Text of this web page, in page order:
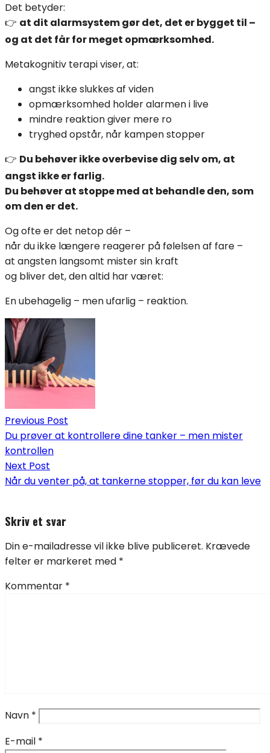
Det betyder:
👉 at dit alarmsystem gør det, det er bygget til –
og at det får for meget opmærksomhed.
Metakognitiv terapi viser, at:
angst ikke slukkes af viden
opmærksomhed holder alarmen i live
mindre reaktion giver mere ro
tryghed opstår, når kampen stopper
👉 Du behøver ikke overbevise dig selv om, at
angst ikke er farlig.
Du behøver at stoppe med at behandle den, som
om den er det.
Og ofte er det netop dér –
når du ikke længere reagerer på følelsen af fare –
at angsten langsomt mister sin kraft
og bliver det, den altid har været:
En ubehagelig – men ufarlig – reaktion.
Indlægsnavigation
Previous Post
Du prøver at kontrollere dine tanker – men mister
kontrollen
Next Post
Når du venter på, at tankerne stopper, før du kan leve
Skriv et svar
Din e-mailadresse vil ikke blive publiceret. Krævede
felter er markeret med *
Kommentar *
Navn *
E-mail *